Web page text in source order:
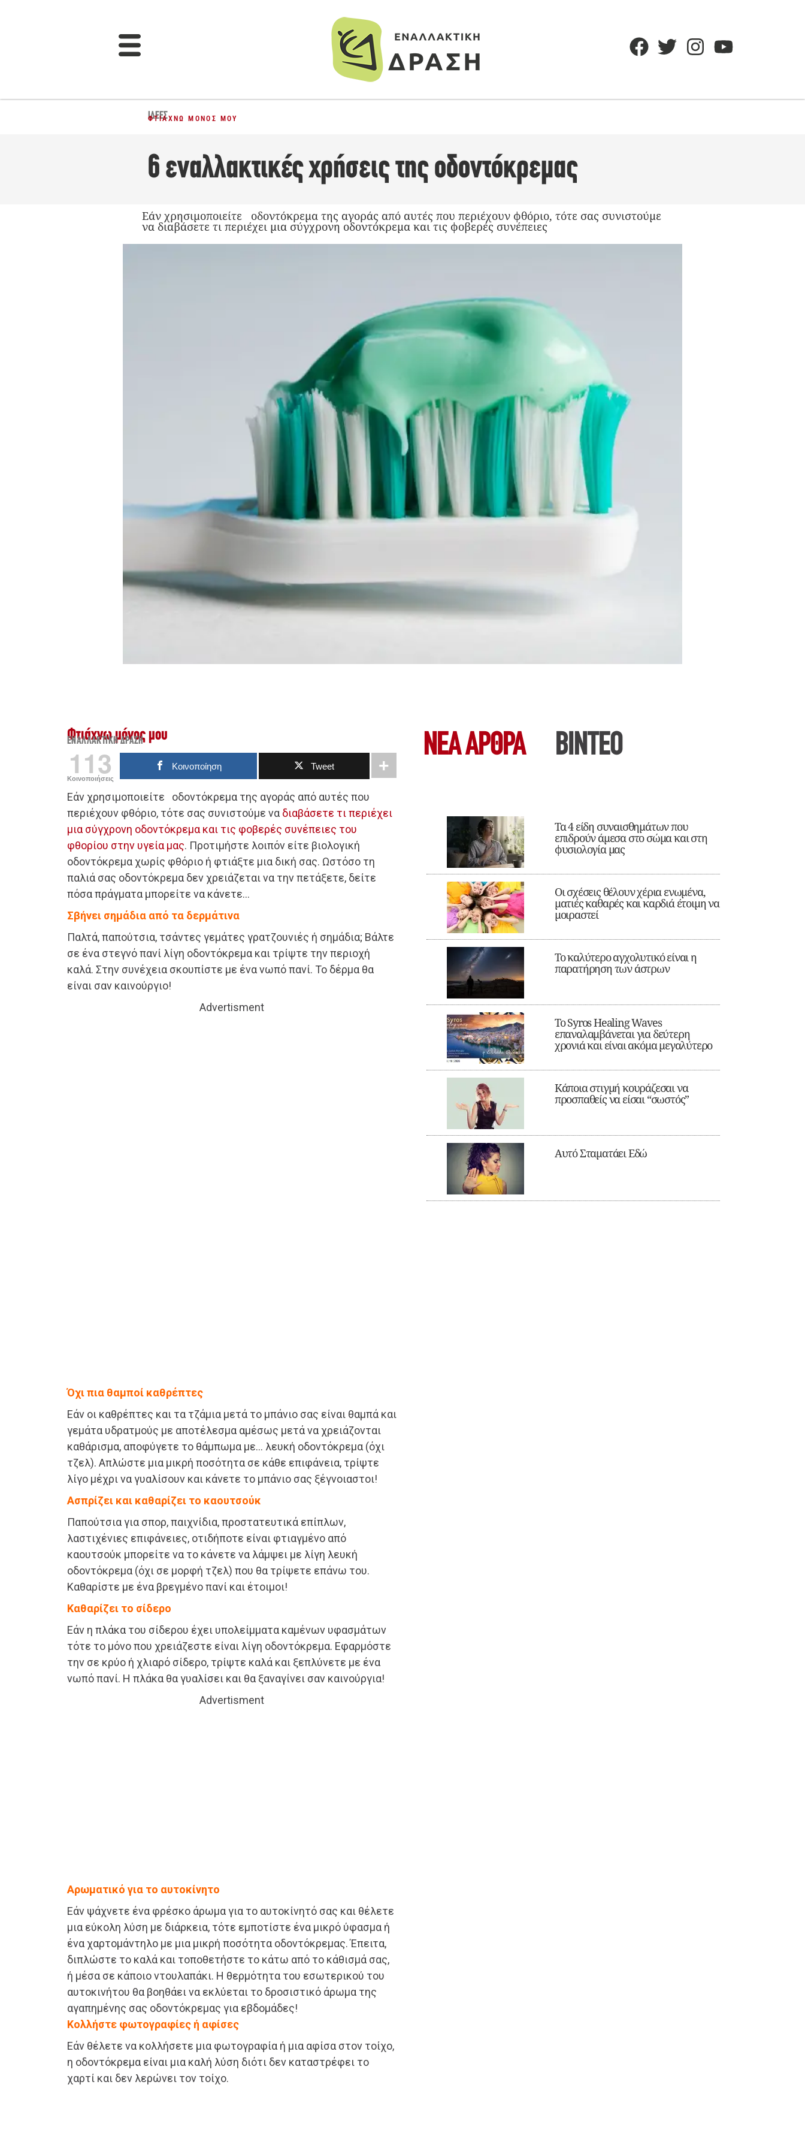
ΙΔΈΕΣ
ΦΤΙΆΧΝΩ ΜΌΝΟΣ ΜΟΥ
6 εναλλακτικές χρήσεις της οδοντόκρεμας
Εάν χρησιμοποιείτε οδοντόκρεμα της αγοράς από αυτές που περιέχουν φθόριο, τότε σας συνιστούμε
να διαβάσετε τι περιέχει μια σύγχρονη οδοντόκρεμα και τις φοβερές συνέπειες
Φτιάχνω μόνος μου
ΕΝΑΛΛΑΚΤΙΚΉ ΔΡΆΣΗ
113
Κοινοποιήσεις
Κοινοποίηση Tweet
Εάν χρησιμοποιείτε οδοντόκρεμα της αγοράς από αυτές που
περιέχουν φθόριο, τότε σας συνιστούμε να διαβάσετε τι περιέχει
μια σύγχρονη οδοντόκρεμα και τις φοβερές συνέπειες του
φθορίου στην υγεία μας. Προτιμήστε λοιπόν είτε βιολογική
οδοντόκρεμα χωρίς φθόριο ή φτιάξτε μια δική σας. Ωστόσο τη
παλιά σας οδοντόκρεμα δεν χρειάζεται να την πετάξετε, δείτε
πόσα πράγματα μπορείτε να κάνετε…
Σβήνει σημάδια από τα δερμάτινα
Παλτά, παπούτσια, τσάντες γεμάτες γρατζουνιές ή σημάδια; Βάλτε
σε ένα στεγνό πανί λίγη οδοντόκρεμα και τρίψτε την περιοχή
καλά. Στην συνέχεια σκουπίστε με ένα νωπό πανί. Το δέρμα θα
είναι σαν καινούργιο!
Advertisment
Όχι πια θαμποί καθρέπτες
Εάν οι καθρέπτες και τα τζάμια μετά το μπάνιο σας είναι θαμπά και
γεμάτα υδρατμούς με αποτέλεσμα αμέσως μετά να χρειάζονται
καθάρισμα, αποφύγετε το θάμπωμα με… λευκή οδοντόκρεμα (όχι
τζελ). Απλώστε μια μικρή ποσότητα σε κάθε επιφάνεια, τρίψτε
λίγο μέχρι να γυαλίσουν και κάνετε το μπάνιο σας ξέγνοιαστοι!
Ασπρίζει και καθαρίζει το καουτσούκ
Παπούτσια για σπορ, παιχνίδια, προστατευτικά επίπλων,
λαστιχένιες επιφάνειες, οτιδήποτε είναι φτιαγμένο από
καουτσούκ μπορείτε να το κάνετε να λάμψει με λίγη λευκή
οδοντόκρεμα (όχι σε μορφή τζελ) που θα τρίψετε επάνω του.
Καθαρίστε με ένα βρεγμένο πανί και έτοιμοι!
Καθαρίζει το σίδερο
Εάν η πλάκα του σίδερου έχει υπολείμματα καμένων υφασμάτων
τότε το μόνο που χρειάζεστε είναι λίγη οδοντόκρεμα. Εφαρμόστε
την σε κρύο ή χλιαρό σίδερο, τρίψτε καλά και ξεπλύνετε με ένα
νωπό πανί. Η πλάκα θα γυαλίσει και θα ξαναγίνει σαν καινούργια!
Advertisment
Αρωματικό για το αυτοκίνητο
Εάν ψάχνετε ένα φρέσκο άρωμα για το αυτοκίνητό σας και θέλετε
μια εύκολη λύση με διάρκεια, τότε εμποτίστε ένα μικρό ύφασμα ή
ένα χαρτομάντηλο με μια μικρή ποσότητα οδοντόκρεμας. Έπειτα,
διπλώστε το καλά και τοποθετήστε το κάτω από το κάθισμά σας,
ή μέσα σε κάποιο ντουλαπάκι. Η θερμότητα του εσωτερικού του
αυτοκινήτου θα βοηθάει να εκλύεται το δροσιστικό άρωμα της
αγαπημένης σας οδοντόκρεμας για εβδομάδες!
Κολλήστε φωτογραφίες ή αφίσες
Εάν θέλετε να κολλήσετε μια φωτογραφία ή μια αφίσα στον τοίχο,
η οδοντόκρεμα είναι μια καλή λύση διότι δεν καταστρέφει το
χαρτί και δεν λερώνει τον τοίχο.
ΝΕΑ ΆΡΘΡΑ ΒΙΝΤΕΟ
Τα 4 είδη συναισθημάτων που
επιδρούν άμεσα στο σώμα και στη
φυσιολογία μας
Οι σχέσεις θέλουν χέρια ενωμένα,
ματιές καθαρές και καρδιά έτοιμη να
μοιραστεί
Το καλύτερο αγχολυτικό είναι η
παρατήρηση των άστρων
Το Syros Healing Waves
επαναλαμβάνεται για δεύτερη
χρονιά και είναι ακόμα μεγαλύτερο
Κάποια στιγμή κουράζεσαι να
προσπαθείς να είσαι “σωστός”
Αυτό Σταματάει Εδώ